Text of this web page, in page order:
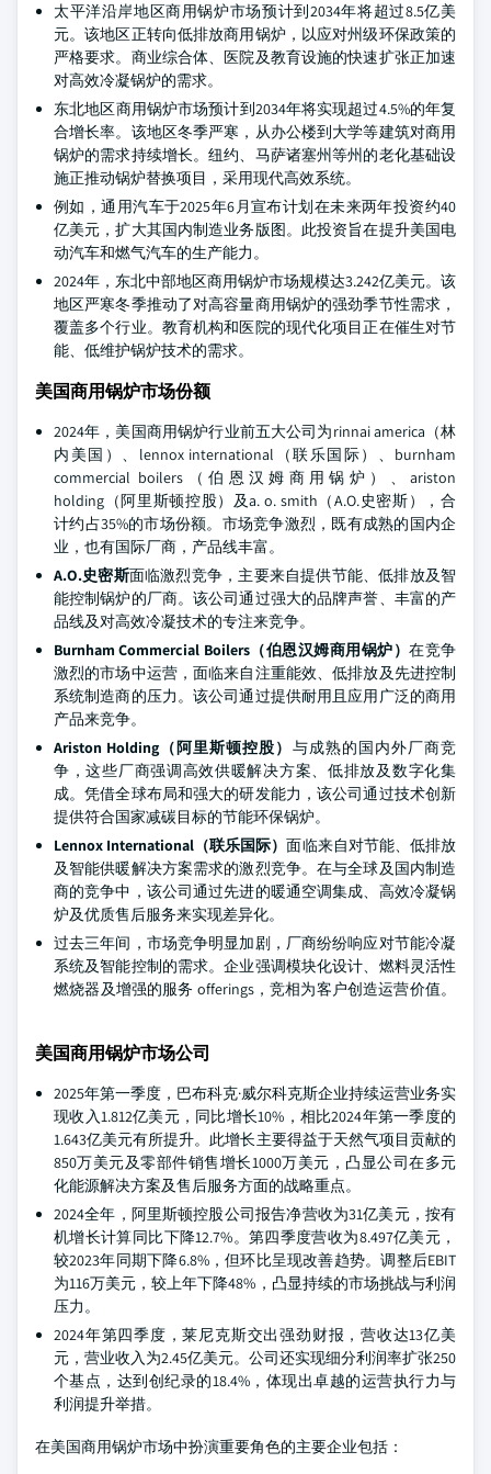
太平洋沿岸地区商用锅炉市场预计到2034年将超过8.5亿美
元。该地区正转向低排放商用锅炉，以应对州级环保政策的
严格要求。商业综合体、医院及教育设施的快速扩张正加速
对高效冷凝锅炉的需求。
东北地区商用锅炉市场预计到2034年将实现超过4.5%的年复
合增长率。该地区冬季严寒，从办公楼到大学等建筑对商用
锅炉的需求持续增长。纽约、马萨诸塞州等州的老化基础设
施正推动锅炉替换项目，采用现代高效系统。
例如，通用汽车于2025年6月宣布计划在未来两年投资约40
亿美元，扩大其国内制造业务版图。此投资旨在提升美国电
动汽车和燃气汽车的生产能力。
2024年，东北中部地区商用锅炉市场规模达3.242亿美元。该
地区严寒冬季推动了对高容量商用锅炉的强劲季节性需求，
覆盖多个行业。教育机构和医院的现代化项目正在催生对节
能、低维护锅炉技术的需求。
美国商用锅炉市场份额
2024年，美国商用锅炉行业前五大公司为rinnai america（林
内美国）、lennox international（联乐国际）、burnham
commercial boilers（伯恩汉姆商用锅炉）、ariston
holding（阿里斯顿控股）及a. o. smith（A.O.史密斯），合
计约占35%的市场份额。市场竞争激烈，既有成熟的国内企
业，也有国际厂商，产品线丰富。
A.O.史密斯面临激烈竞争，主要来自提供节能、低排放及智
能控制锅炉的厂商。该公司通过强大的品牌声誉、丰富的产
品线及对高效冷凝技术的专注来竞争。
Burnham Commercial Boilers（伯恩汉姆商用锅炉）在竞争
激烈的市场中运营，面临来自注重能效、低排放及先进控制
系统制造商的压力。该公司通过提供耐用且应用广泛的商用
产品来竞争。
Ariston Holding（阿里斯顿控股） 与成熟的国内外厂商竞
争，这些厂商强调高效供暖解决方案、低排放及数字化集
成。凭借全球布局和强大的研发能力，该公司通过技术创新
提供符合国家减碳目标的节能环保锅炉。
Lennox International（联乐国际）面临来自对节能、低排放
及智能供暖解决方案需求的激烈竞争。在与全球及国内制造
商的竞争中，该公司通过先进的暖通空调集成、高效冷凝锅
炉及优质售后服务来实现差异化。
过去三年间，市场竞争明显加剧，厂商纷纷响应对节能冷凝
系统及智能控制的需求。企业强调模块化设计、燃料灵活性
燃烧器及增强的服务 offerings，竞相为客户创造运营价值。
美国商用锅炉市场公司
2025年第一季度，巴布科克·威尔科克斯企业持续运营业务实
现收入1.812亿美元，同比增长10%，相比2024年第一季度的
1.643亿美元有所提升。此增长主要得益于天然气项目贡献的
850万美元及零部件销售增长1000万美元，凸显公司在多元
化能源解决方案及售后服务方面的战略重点。
2024全年，阿里斯顿控股公司报告净营收为31亿美元，按有
机增长计算同比下降12.7%。第四季度营收为8.497亿美元，
较2023年同期下降6.8%，但环比呈现改善趋势。调整后EBIT
为116万美元，较上年下降48%，凸显持续的市场挑战与利润
压力。
2024年第四季度，莱尼克斯交出强劲财报，营收达13亿美
元，营业收入为2.45亿美元。公司还实现细分利润率扩张250
个基点，达到创纪录的18.4%，体现出卓越的运营执行力与
利润提升举措。
在美国商用锅炉市场中扮演重要角色的主要企业包括：